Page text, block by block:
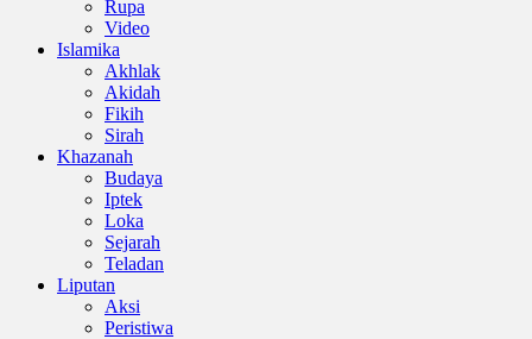
Rupa
Video
Islamika
Akhlak
Akidah
Fikih
Sirah
Khazanah
Budaya
Iptek
Loka
Sejarah
Teladan
Liputan
Aksi
Peristiwa